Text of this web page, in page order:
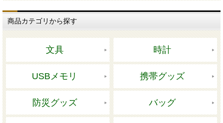
商品カテゴリから探す
文具 時計
USBメモリ 携帯グッズ
防災グッズ バッグ